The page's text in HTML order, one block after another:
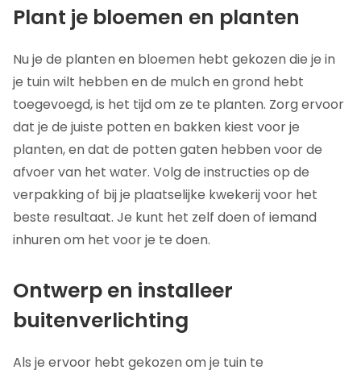
Plant je bloemen en planten
Nu je de planten en bloemen hebt gekozen die je in
je tuin wilt hebben en de mulch en grond hebt
toegevoegd, is het tijd om ze te planten. Zorg ervoor
dat je de juiste potten en bakken kiest voor je
planten, en dat de potten gaten hebben voor de
afvoer van het water. Volg de instructies op de
verpakking of bij je plaatselijke kwekerij voor het
beste resultaat. Je kunt het zelf doen of iemand
inhuren om het voor je te doen.
Ontwerp en installeer
buitenverlichting
Als je ervoor hebt gekozen om je tuin te